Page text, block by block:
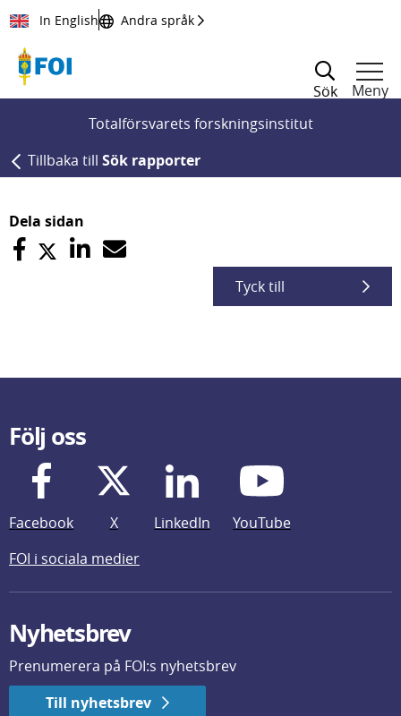
Till innehållet
In English Andra språk
Sök
Meny
Totalförsvarets forskningsinstitut
Tillbaka till Sök rapporter
Dela sidan
Tyck till
Följ oss
Facebook X LinkedIn
YouTube
FOI i sociala medier
Nyhetsbrev
Prenumerera på FOI:s nyhetsbrev
Till nyhetsbrev